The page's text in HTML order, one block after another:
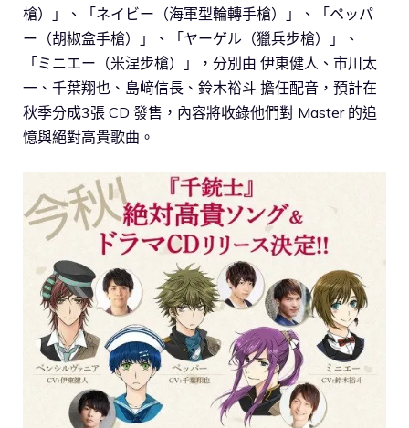
槍）」、「ネイビー（海軍型輪轉手槍）」、「ペッパ
ー（胡椒盒手槍）」、「ヤーゲル（獵兵步槍）」、
「ミニエー（米涅步槍）」，分別由 伊東健人、市川太
一、千葉翔也、島﨑信長、鈴木裕斗 擔任配音，預計在
秋季分成3張 CD 發售，內容將收錄他們對 Master 的追
憶與絕對高貴歌曲。